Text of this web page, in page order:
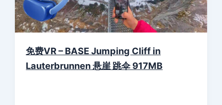
免费VR – BASE Jumping Cliff in
Lauterbrunnen 悬崖 跳伞 917MB